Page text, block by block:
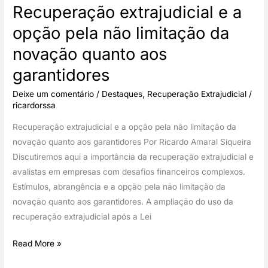
Recuperação extrajudicial e a
opção pela não limitação da
novação quanto aos
garantidores
Deixe um comentário / Destaques Recuperação Extrajudicial /
ricardorssa
Recuperação extrajudicial e a opção pela não limitação da
novação quanto aos garantidores Por Ricardo Amaral Siqueira
Discutiremos aqui a importância da recuperação extrajudicial e
avalistas em empresas com desafios financeiros complexos.
Estímulos, abrangência e a opção pela não limitação da
novação quanto aos garantidores. A ampliação do uso da
recuperação extrajudicial após a Lei
Recuperação
Read More »